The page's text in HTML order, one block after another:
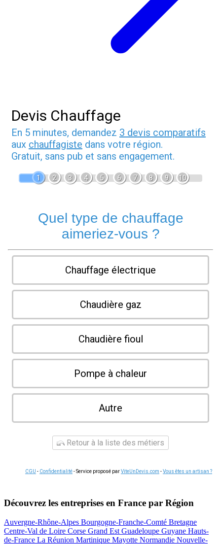
Devis Chauffage
En 5 minutes, demandez 3 devis comparatifs
aux chauffagiste dans votre région.
Gratuit, sans pub et sans engagement.
1 2 3 4 5 6 7 8 9 10
Quel type de chauffage
aimeriez-vous ?
Chauffage électrique
Chaudière gaz
Chaudière fioul
Pompe à chaleur
Autre
Retour à la liste des métiers
CGU - Confidentialité- Service proposé parViteUnDevis.com -Vous êtes un artisan ?
Découvrez les entreprises en France par Région
Auvergne-Rhône-Alpes Bourgogne-Franche-Comté Bretagne
Centre-Val de Loire Corse Grand Est Guadeloupe Guyane Hauts-
de-France La Réunion Martinique Mayotte Normandie Nouvelle-